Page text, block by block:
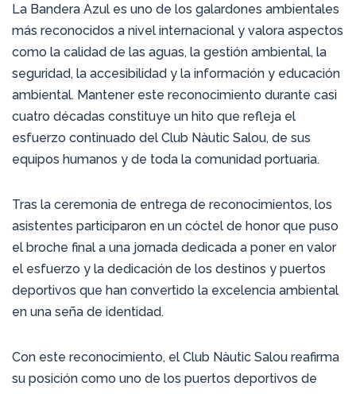
La Bandera Azul es uno de los galardones ambientales
más reconocidos a nivel internacional y valora aspectos
como la calidad de las aguas, la gestión ambiental, la
seguridad, la accesibilidad y la información y educación
ambiental. Mantener este reconocimiento durante casi
cuatro décadas constituye un hito que refleja el
esfuerzo continuado del Club Nàutic Salou, de sus
equipos humanos y de toda la comunidad portuaria.
Tras la ceremonia de entrega de reconocimientos, los
asistentes participaron en un cóctel de honor que puso
el broche final a una jornada dedicada a poner en valor
el esfuerzo y la dedicación de los destinos y puertos
deportivos que han convertido la excelencia ambiental
en una seña de identidad.
Con este reconocimiento, el Club Nàutic Salou reafirma
su posición como uno de los puertos deportivos de